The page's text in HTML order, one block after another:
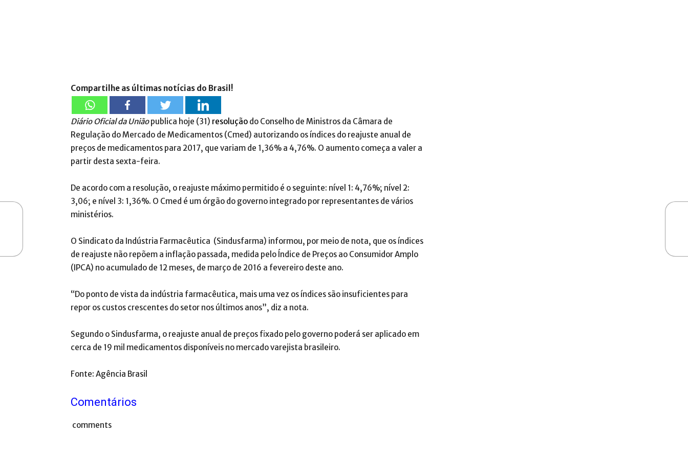
Compartilhe as últimas notícias do Brasil!
Diário Oficial da Uniãopublica hoje (31) resolução do Conselho de Ministros da Câmara de
Regulação do Mercado de Medicamentos (Cmed) autorizando os índices do reajuste anual de
preços de medicamentos para 2017, que variam de 1,36% a 4,76%. O aumento começa a valer a
partir desta sexta-feira.
De acordo com a resolução, o reajuste máximo permitido é o seguinte: nível 1: 4,76%; nível 2:
3,06; e nível 3: 1,36%. O Cmed é um órgão do governo integrado por representantes de vários
ministérios.
O Sindicato da Indústria Farmacêutica (Sindusfarma) informou, por meio de nota, que os índices
de reajuste não repõem a inflação passada, medida pelo Índice de Preços ao Consumidor Amplo
(IPCA) no acumulado de 12 meses, de março de 2016 a fevereiro deste ano.
“Do ponto de vista da indústria farmacêutica, mais uma vez os índices são insuficientes para
repor os custos crescentes do setor nos últimos anos”, diz a nota.
Segundo o Sindusfarma, o reajuste anual de preços fixado pelo governo poderá ser aplicado em
cerca de 19 mil medicamentos disponíveis no mercado varejista brasileiro.
Fonte: Agência Brasil
Comentários
comments